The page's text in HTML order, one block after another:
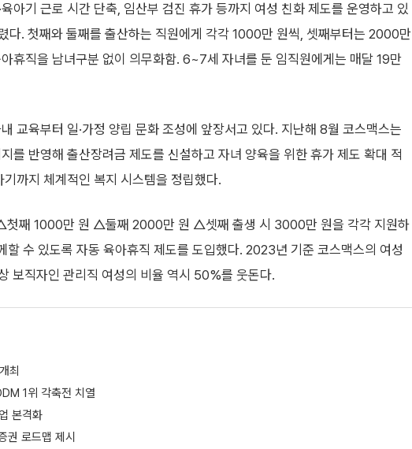
아기 근로 시간 단축, 임산부 검진 휴가 등까지 여성 친화 제도를 운영하고 있
다. 첫째와 둘째를 출산하는 직원에게 각각 1000만 원씩, 셋째부터는 2000만
휴직을 남녀구분 없이 의무화함. 6~7세 자녀를 둔 임직원에게는 매달 19만
교육부터 일·가정 양립 문화 조성에 앞장서고 있다. 지난해 8월 코스맥스는
를 반영해 출산장려금 제도를 신설하고 자녀 양육을 위한 휴가 제도 확대 적
까지 체계적인 복지 시스템을 정립했다.
첫째 1000만 원 △둘째 2000만 원 △셋째 출생 시 3000만 원을 각각 지원하
할 수 있도록 자동 육아휴직 제도를 도입했다. 2023년 기준 코스맥스의 여성
보직자인 관리직 여성의 비율 역시 50%를 웃돈다.
최
1위 각축전 치열
본격화
권 로드맵 제시